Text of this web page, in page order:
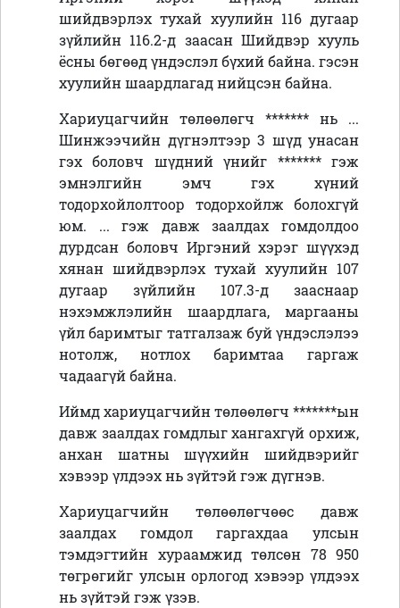
шийдвэрлэх тухай хуулийн 116 дугаар
зүйлийн 116.2-д заасан Шийдвэр хууль
ёсны бөгөөд үндэслэл бүхий байна. гэсэн
хуулийн шаардлагад нийцсэн байна.
Хариуцагчийн төлөөлөгч ******* нь ...
Шинжээчийн дүгнэлтээр 3 шүд унасан
гэх боловч шүдний үнийг ******* гэж
эмнэлгийн эмч гэх хүний
тодорхойлолтоор тодорхойлж болохгүй
юм. ... гэж давж заалдах гомдолдоо
дурдсан боловч Иргэний хэрэг шүүхэд
хянан шийдвэрлэх тухай хуулийн 107
дугаар зүйлийн 107.3-д зааснаар
нэхэмжлэлийн шаардлага, маргааны
үйл баримтыг татгалзаж буй үндэслэлээ
нотолж, нотлох баримтаа гаргаж
чадаагүй байна.
Иймд хариуцагчийн төлөөлөгч *******ын
давж заалдах гомдлыг хангахгүй орхиж,
анхан шатны шүүхийн шийдвэрийг
хэвээр үлдээх нь зүйтэй гэж дүгнэв.
Хариуцагчийн төлөөлөгчөөс давж
заалдах гомдол гаргахдаа улсын
тэмдэгтийн хураамжид төлсөн 78 950
төгрөгийг улсын орлогод хэвээр үлдээх
нь зүйтэй гэж үзэв.